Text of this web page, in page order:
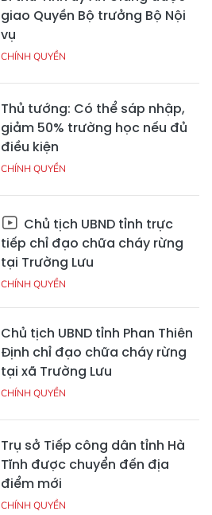
giao Quyền Bộ trưởng Bộ Nội
vụ
CHÍNH QUYỀN
Thủ tướng: Có thể sáp nhập,
giảm 50% trường học nếu đủ
điều kiện
CHÍNH QUYỀN
Chủ tịch UBND tỉnh trực
tiếp chỉ đạo chữa cháy rừng
tại Trường Lưu
CHÍNH QUYỀN
Chủ tịch UBND tỉnh Phan Thiên
Định chỉ đạo chữa cháy rừng
tại xã Trường Lưu
CHÍNH QUYỀN
Trụ sở Tiếp công dân tỉnh Hà
Tĩnh được chuyển đến địa
điểm mới
CHÍNH QUYỀN